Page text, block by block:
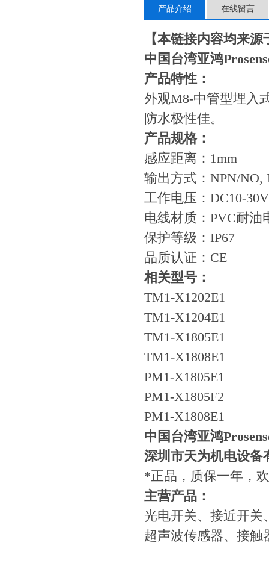
产品介绍 在线留言
【本链接内容均来
中国台湾亚鸿
产品特性：
外观M8-中管型埋入
防水极性佳。
产品规格：
感应距离：1mm
输出方式：NPN/NO,
工作电压：DC10-30V
电线材质：PVC耐油
保护等级：IP67
品质认证：CE
相关型号：
TM1-X1202E1
TM1-X1204E1
TM1-X1805E1
TM1-X1808E1
PM1-X1805E1
PM1-X1805F2
PM1-X1808E1
中国台湾亚鸿
深圳市天为机电设备
*正品，质保一年，
​主营产品：
光电开关、接近开关
超声波传感器、接触